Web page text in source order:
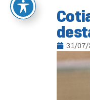
31/07/